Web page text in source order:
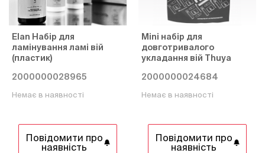
Elan Набір для
ламінування ламі вій
(пластик)
2000000028965
Немає в наявності
Повідомити про
наявність
Mini набір для
довготривалого
укладання вій Thuya
2000000024684
Немає в наявності
Повідомити про
наявність